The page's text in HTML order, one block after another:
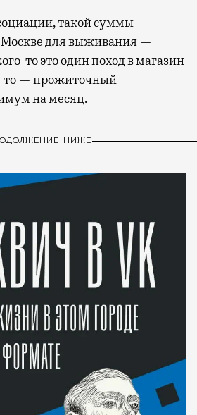
Москве для выживания —
то это один поход в магазин
то — прожиточный
на месяц.
НИЖЕ